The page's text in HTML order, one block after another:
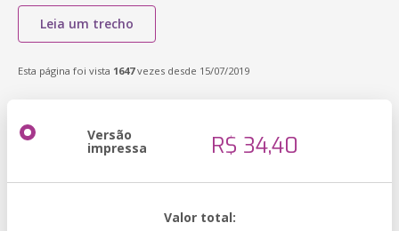
Leia um trecho
Esta página foi vista 1647vezes desde 15/07/2019
Versão
impressa R$ 34,40
Valor total: